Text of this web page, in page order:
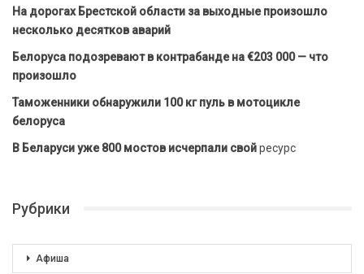
На дорогах Брестской области за выходные произошло
несколько десятков аварий
Белоруса подозревают в контрабанде на €203 000 — что
произошло
Таможенники обнаружили 100 кг пуль в мотоцикле
белоруса
В Беларуси уже 800 мостов исчерпали свойресурс
Рубрики
Афиша